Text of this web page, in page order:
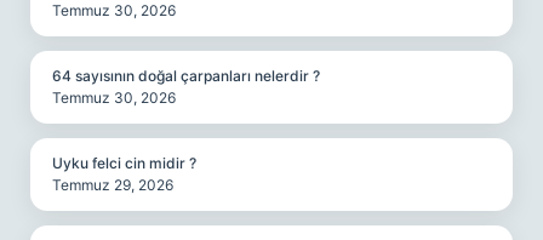
Temmuz 30, 2026
64 sayısının doğal çarpanları nelerdir ?
Temmuz 30, 2026
Uyku felci cin midir ?
Temmuz 29, 2026